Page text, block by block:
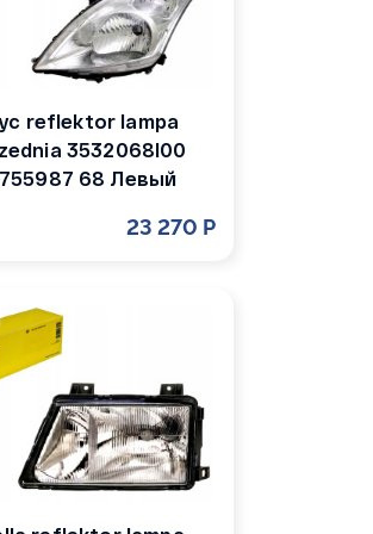
reflektor lampa
3532068l00
68 Левый
23 270 Р